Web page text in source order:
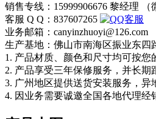
销售专线：15999906676 黎经理 （
客服 Q Q：837607265
业务邮箱：canyinzhuoyi@126.com
生产基地：佛山市南海区振业东四
1. 产品材质、颜色和尺寸均可按您
2. 产品享受三年保修服务，并长期
3. 广州地区提供送货安装服务，异
4. 因业务需要诚邀全国各地代理经